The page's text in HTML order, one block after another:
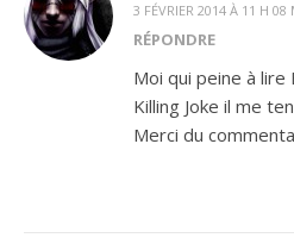
3 FÉVRIER 2014 À 11 H 08
RÉPONDRE
Moi qui peine à lire
Killing Joke il me
Merci du